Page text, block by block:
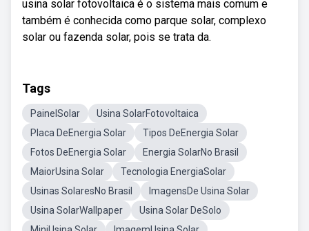
usina solar fotovoltaica é o sistema mais comum e
também é conhecida como parque solar, complexo
solar ou fazenda solar, pois se trata da.
Tags
PainelSolar
Usina SolarFotovoltaica
Placa DeEnergia Solar
Tipos DeEnergia Solar
Fotos DeEnergia Solar
Energia SolarNo Brasil
MaiorUsina Solar
Tecnologia EnergiaSolar
Usinas SolaresNo Brasil
ImagensDe Usina Solar
Usina SolarWallpaper
Usina Solar DeSolo